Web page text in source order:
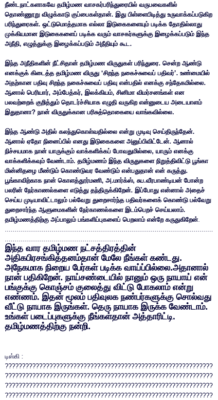
நீண்டநாட்களாகவே தமிழ்மண வாசகர்பரிந்துரையில் வருபவைகளில்
தொண்ணூறு விழுக்காடு குப்பைகள்தான். இது பிள்ளைபிடித்து உருவாக்கப்படுகிற
பரிந்துரைகள். ஒட்டுமொத்தமாக எல்லா இடுகைகளையும் படிக்க தோதில்லாது
முக்கியமான இடுகைகளைப் படிக்க வரும் வாசகர்களுக்கு இழைக்கப்படும் இந்த
அநீதி, எழுத்துக்கு இழைக்கப்படும் அநீதியும் கூட.
இந்த அநீதிகளின் நீட்சிதான் தமிழ்மண விருதுகள் பரிந்துரை. சென்ற ஆண்டு
எனக்குக் கிடைத்த தமிழ்மண விருது ‘சிறந்த நகைச்சுவைப் பதிவர்’. உண்மையில்
அதற்கான பதிவு சிறந்த நகைச்சுவைப் பதிவு என்பதில் எனக்கு சந்தேகமில்லை.
ஆனால் பெரியார், அம்பேத்கர், இலக்கியம், சினிமா விமர்சனங்கள் என
பலவற்றைக் குறித்தும் தொடர்ச்சியாக எழுதி வருகிற என்னுடைய அடையாளம்
இதுதானா? நான் விருதுக்கான பரிசுத்தொகையை வாங்கவில்லை.
இந்த ஆண்டு அதில் கலந்துகொள்வதில்லை என்று முடிவு செய்திருந்தேன்.
ஆனால் ஏதோ நினைப்பில் எனது இடுகைகளை அனுப்பிவிட்டேன். ஆனால்
நிச்சயமாக நான் யாருக்கும் வாக்களிக்கப் போவதுமில்லை, யாரும் எனக்கு
வாக்களிக்கவும் வேண்டாம். தமிழ்மணம் இந்த விருதுகளை நிறுத்திவிட்டு பூங்கா
மின்னிதழை மீண்டும் கொண்டுவர வேண்டும் என்பதுதான் என் கருத்து.
பூங்காவிற்காக நான் கொளத்தூர்மணி, அ.மார்க்ஸ், சுப.வீரபாண்டியன் போன்ற
பலரின் நேர்காணல்களை எடுத்து தந்திருக்கிறேன். இப்போது என்னால் அதைச்
செய்ய முடியாவிட்டாலும் பல்வேறு துறைசார்ந்த பதிவர்களைக் கொண்டு பல்வேறு
துறைசார்ந்த ஆளுமைகளின் நேர்காணல்களை இடம்பெறச் செய்யலாம்.
தமிழ்மணத்திற்கு அப்பாலும் பங்களிப்புகளைப் பெறலாம் என்றே கருதுகிறேன்
இந்த வார தமிழ்மண நட்சத்திரத்தின்
அதிகபிரசங்கித்தனம்தான் மேலே நீங்கள் கண்டது.
அநேகமாக நிறைய பேர்கள் படிக்க வாய்ப்பில்லை.அதானால்
நான் பதிகிறேன். நாய்சண்டையில் நானும் ஒரு நாயாய் என்
பங்குக்கு கொஞ்சம் குலைத்து விட்டு போகலாம் என்று
எண்ணம். இதன் மூலம் பதிவுலக நண்பர்களுக்கு சொல்வது
வீட்டு நாயாக இருங்கள். தெரு நாயாக இருக்க வேண்டாம்.
உங்கள் படைப்புகளுக்கு நீங்கள்தான் அத்தாரிட்டி.
தமிழ்மணத்திற்கு நன்றி.
டிஸ்கி :
?????????????????????????????????????????????????????????????
?????????????????????????????????????????????????????????????
?????????????????????????????????????????????????????????????
?????????????????????????????????????????????????????????????